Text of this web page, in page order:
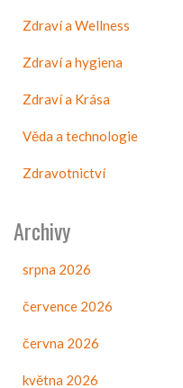
Zdraví a Wellness
Zdraví a hygiena
Zdraví a Krása
Věda a technologie
Zdravotnictví
Archivy
srpna 2026
července 2026
června 2026
května 2026